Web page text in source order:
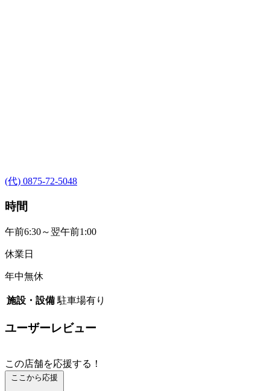
(代) 0875-72-5048
時間
午前6:30～翌午前1:00
休業日
年中無休
施設・設備 駐車場有り
ユーザーレビュー
この店舗を応援する！
ここから応援